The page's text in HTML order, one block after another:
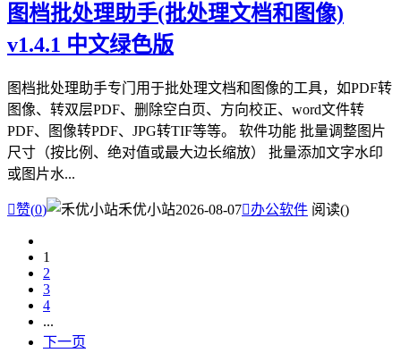
图档批处理助手(批处理文档和图像)
v1.4.1 中文绿色版
图档批处理助手专门用于批处理文档和图像的工具，如PDF转
图像、转双层PDF、删除空白页、方向校正、word文件转
PDF、图像转PDF、JPG转TIF等等。 软件功能 批量调整图片
尺寸（按比例、绝对值或最大边长缩放） 批量添加文字水印
或图片水...
赞(0) 禾优小站2026-08-07办公软件 阅读()
1
2
3
4
...
下一页